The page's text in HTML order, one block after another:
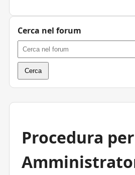
Procedura
Cerca nel forum
Cerca